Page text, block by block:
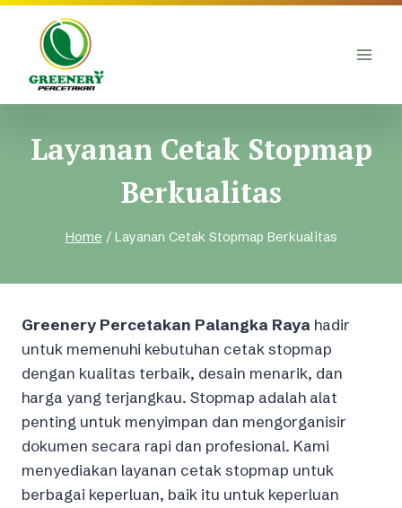
Skip
content
Layanan Cetak Stopmap
Berkualitas
Home / Layanan Cetak Stopmap Berkualitas
Greenery Percetakan Palangka Raya hadir
untuk memenuhi kebutuhan cetak stopmap
dengan kualitas terbaik, desain menarik, dan
harga yang terjangkau. Stopmap adalah alat
penting untuk menyimpan dan mengorganisir
dokumen secara rapi dan profesional. Kami
menyediakan layanan cetak stopmap untuk
berbagai keperluan, baik itu untuk keperluan